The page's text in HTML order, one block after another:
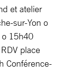
et atelier
sur-Yon o
o 15h40
place
Conférence-